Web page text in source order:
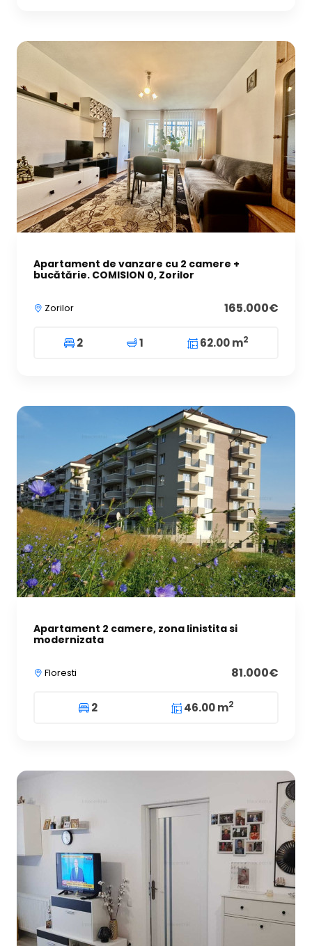
Apartament de vanzare cu 2 camere +
bucătărie. COMISION 0, Zorilor
Zorilor 165.000€
2 1 62.00 m2
Apartament 2 camere, zona linistita si
modernizata
Floresti 81.000€
2 46.00 m2